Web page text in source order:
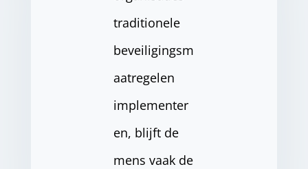
traditionele
beveiligingsm
aatregelen
implementer
en, blijft de
mens vaak de